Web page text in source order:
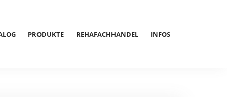
PRODUKTE REHAFACHHANDEL INFOS